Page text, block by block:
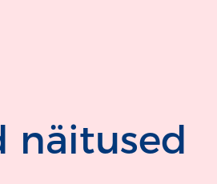
näitused